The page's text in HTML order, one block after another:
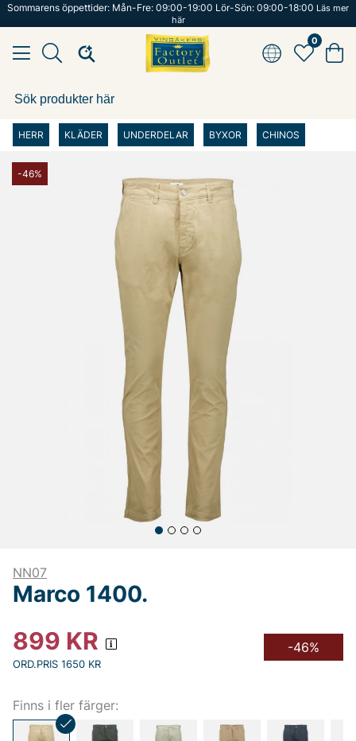
Sommarens öppettider: Mån-Fre: 09:00-19:00 Lör-Sön: 09:00-18:00 Läs mer
här
0
HERR KLÄDER UNDERDELAR BYXOR CHINOS
-46%
NN07
Marco 1400.
899 KR
ORD.PRIS 1650 KR
-46%
Finns i fler färger: